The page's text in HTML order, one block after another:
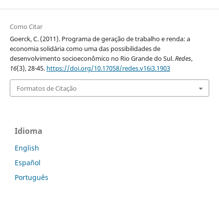
Como Citar
Goerck, C. (2011). Programa de geração de trabalho e renda: a
economia solidária como uma das possibilidades de
desenvolvimento socioeconômico no Rio Grande do Sul.Redes,
16(3), 28-45. https://doi.org/10.17058/redes.v16i3.1903
Formatos de Citação
Idioma
English
Español
Português